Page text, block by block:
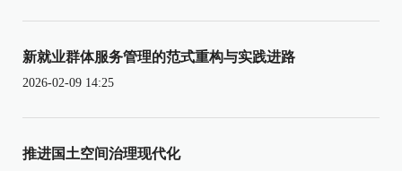
新就业群体服务管理的范式重构与实践进路
2026-02-09 14:25
推进国土空间治理现代化